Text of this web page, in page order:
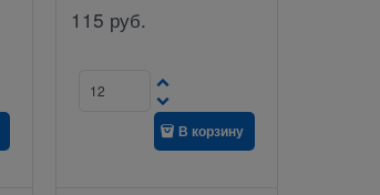
115 руб.
В корзину